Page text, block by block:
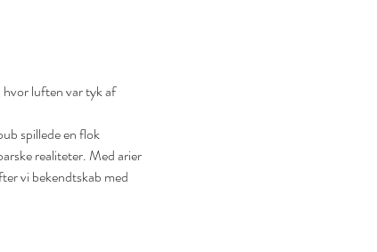
luften var tyk af
spillede en flok
realiteter. Med arier
vi bekendtskab med